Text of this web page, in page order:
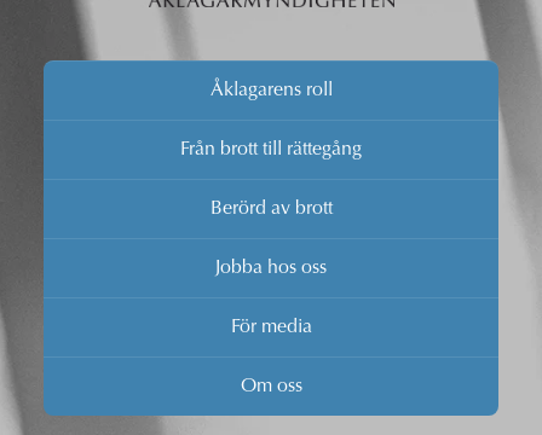
Åklagarens roll
Från brott till rättegång
Berörd av brott
Jobba hos oss
För media
Om oss